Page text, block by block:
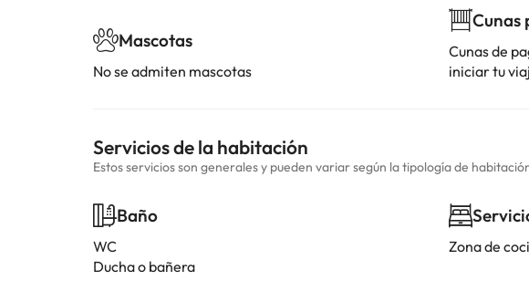
Mascotas
No se admiten mascotas
Cunas
Cunas de
iniciar tu
Servicios de la habitación
Estos servicios son generales y pueden variar según la tipología de
Baño
WC
Ducha o bañera
Zona de